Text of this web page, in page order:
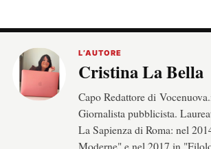
L’AUTORE
Cristina La Bella
Capo Redattore di
Giornalista pubblicista.
La Sapienza di Roma: nel
Moderne" e nel 2017 in